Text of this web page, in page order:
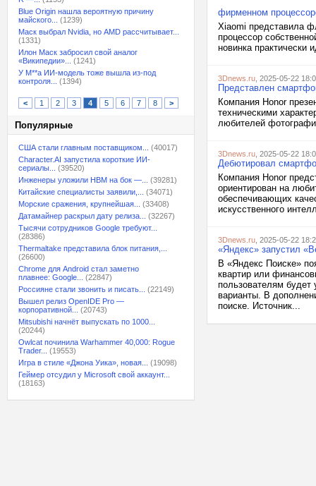
Blue Origin нашла вероятную причину
майского...
(1239)
Маск выбрал Nvidia, но AMD рассчитывает...
(1331)
Илон Маск забросил свой аналог
«Википедии»...
(1241)
У M**a ИИ-модель тоже вышла из-под
контроля...
(1394)
< 1 2 3 4 5 6 7 8 >
Популярные
США стали главным поставщиком...
(40017)
Character.AI запустила короткие ИИ-
сериалы...
(39520)
Инженеры уложили HBM на бок —...
(39281)
Китайские специалисты заявили,...
(34071)
Морские сражения, крупнейшая...
(33408)
Датамайнер раскрыл дату релиза...
(32267)
Тысячи сотрудников Google требуют...
(28386)
Thermaltake представила блок питания,...
(26600)
Chrome для Android стал заметно
плавнее: Google...
(22847)
Россияне стали звонить и писать...
(22149)
Вышел релиз OpenIDE Pro —
корпоративной...
(20743)
Mitsubishi начнёт выпускать по 1000...
(20244)
Owlcat починила Warhammer 40,000: Rogue
Trader...
(19553)
Игра в стиле «Джона Уика», новая...
(19098)
Геймер отсудил у Microsoft свой аккаунт...
(18163)
фирменном
Xiaomi представила
процессор
новинка практически
3Dnews.ru , 2025-05-22
Представлен
Компания Honor
техническими
любителей
3Dnews.ru , 2025-05-22
Дебютировал
Компания Honor
ориентирован на
обеспечивающих
искусственного
3Dnews.ru , 2025-05-22
«Яндекс» запустил
В «Яндекс Поиске»
квартир или
пользователям будет
варианты. В
поиске. Источник...